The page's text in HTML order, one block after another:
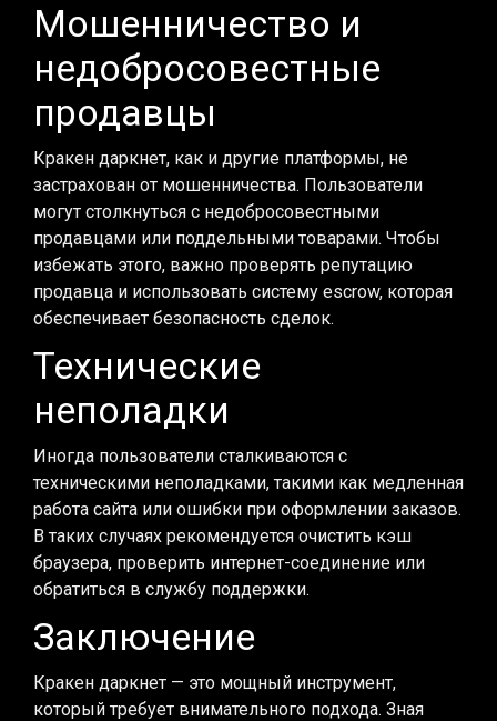
Мошенничество и
недобросовестные
продавцы
Кракен даркнет, как и другие платформы, не
застрахован от мошенничества. Пользователи
могут столкнуться с недобросовестными
продавцами или поддельными товарами. Чтобы
избежать этого, важно проверять репутацию
продавца и использовать систему escrow, которая
обеспечивает безопасность сделок.
Технические
неполадки
Иногда пользователи сталкиваются с
техническими неполадками, такими как медленная
работа сайта или ошибки при оформлении заказов.
В таких случаях рекомендуется очистить кэш
браузера, проверить интернет-соединение или
обратиться в службу поддержки.
Заключение
Кракен даркнет — это мощный инструмент,
который требует внимательного подхода. Зная